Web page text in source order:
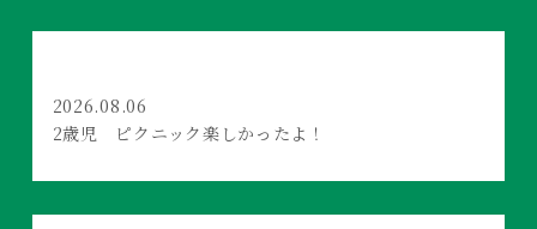
2026.08.06
2歳児 ピクニック楽しかったよ！